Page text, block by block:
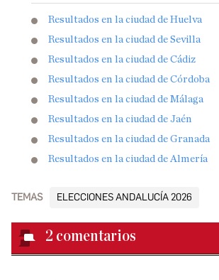
Resultados en la ciudad de Huelva
Resultados en la ciudad de Sevilla
Resultados en la ciudad de Cádiz
Resultados en la ciudad de Córdoba
Resultados en la ciudad de Málaga
Resultados en la ciudad de Jaén
Resultados en la ciudad de Granada
Resultados en la ciudad de Almería
TEMAS ELECCIONES ANDALUCÍA 2026
2 comentarios